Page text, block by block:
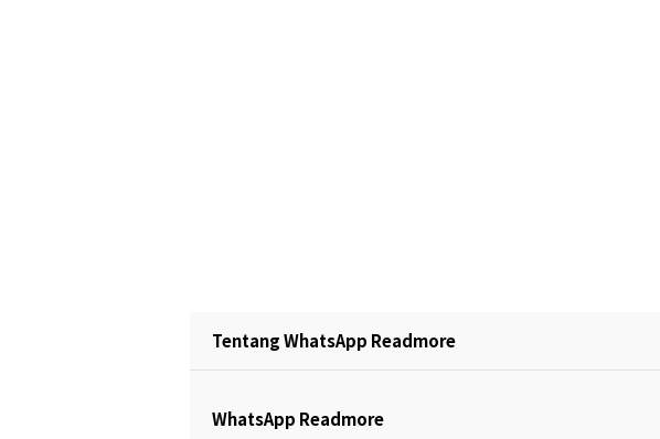
Tentang WhatsApp Readmore
WhatsApp Readmore